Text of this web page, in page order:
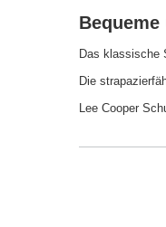
Das klassische
Die
Lee Cooper